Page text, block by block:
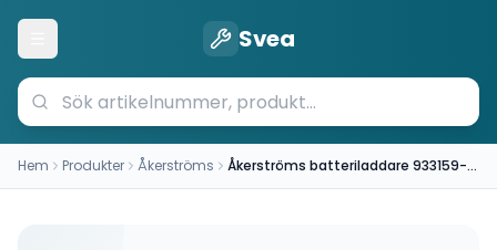
Öppna meny Svea
Hem Produkter Åkerströms Åkerströms batteriladdare 933159-000